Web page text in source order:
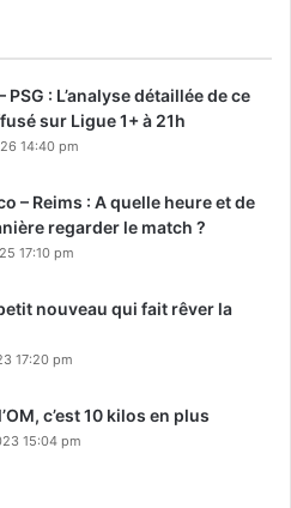
PSG : L’analyse détaillée de ce
sur Ligue 1+ à 21h
14:40 pm
– Reims : A quelle heure et de
regarder le match ?
17:10 pm
nouveau qui fait rêver la
17:20 pm
c’est 10 kilos en plus
15:04 pm